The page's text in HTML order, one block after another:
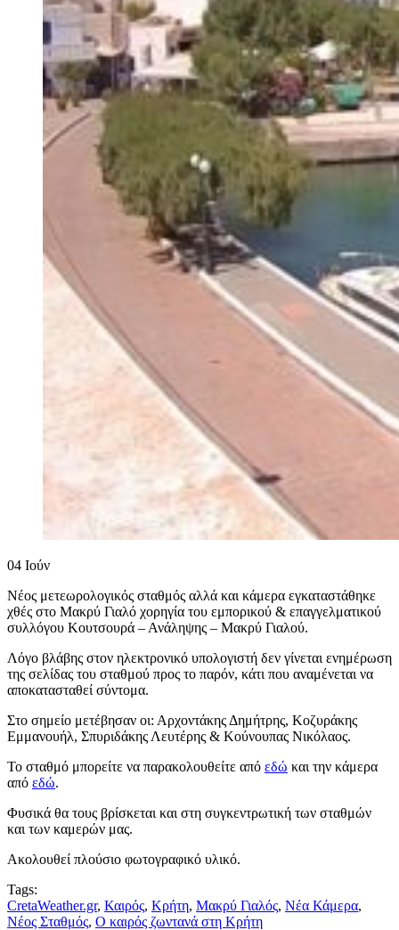
04 Ιούν
Νέος μετεωρολογικός σταθμός αλλά και κάμερα εγκαταστάθηκε
χθές στο Μακρύ Γιαλό χορηγία του εμπορικού & επαγγελματικού
συλλόγου Κουτσουρά – Ανάληψης – Μακρύ Γιαλού.
Λόγο βλάβης στον ηλεκτρονικό υπολογιστή δεν γίνεται ενημέρωση
της σελίδας του σταθμού προς το παρόν, κάτι που αναμένεται να
αποκατασταθεί σύντομα.
Στο σημείο μετέβησαν οι: Αρχοντάκης Δημήτρης, Κοζυράκης
Εμμανουήλ, Σπυριδάκης Λευτέρης & Κούνουπας Νικόλαος.
Το σταθμό μπορείτε να παρακολουθείτε από εδώ και την κάμερα
από εδώ.
Φυσικά θα τους βρίσκεται και στη συγκεντρωτική των σταθμών
και των καμερών μας.
Ακολουθεί πλούσιο φωτογραφικό υλικό.
Tags:
CretaWeather.gr, Καιρός, Κρήτη, Μακρύ Γιαλός, Νέα Κάμερα,
Νέος Σταθμός, Ο καιρός ζωντανά στη Κρήτη